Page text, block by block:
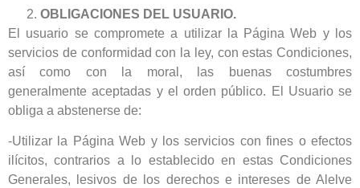
OBLIGACIONES DEL USUARIO.
El usuario se compromete a utilizar la Página Web y los
servicios de conformidad con la ley, con estas Condiciones,
así como con la moral, las buenas costumbres
generalmente aceptadas y el orden público. El Usuario se
obliga a abstenerse de:
-Utilizar la Página Web y los servicios con fines o efectos
ilícitos, contrarios a lo establecido en estas Condiciones
Generales, lesivos de los derechos e intereses de Alelve